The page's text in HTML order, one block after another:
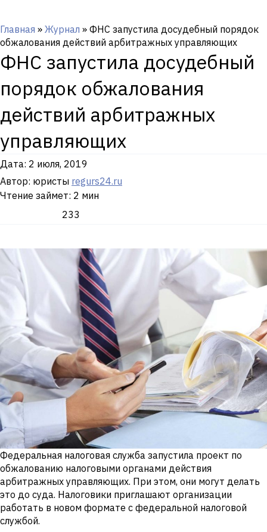
Главная » Журнал » ФНС запустила досудебный порядок
обжалования действий арбитражных управляющих
ФНС запустила досудебный
порядок обжалования
действий арбитражных
управляющих
Дата: 2 июля, 2019
Автор: юристы regurs24.ru
Чтение займет: 2 мин
233
Федеральная налоговая служба запустила проект по
обжалованию налоговыми органами действия
арбитражных управляющих. При этом, они могут делать
это до суда. Налоговики приглашают организации
работать в новом формате с федеральной налоговой
службой.